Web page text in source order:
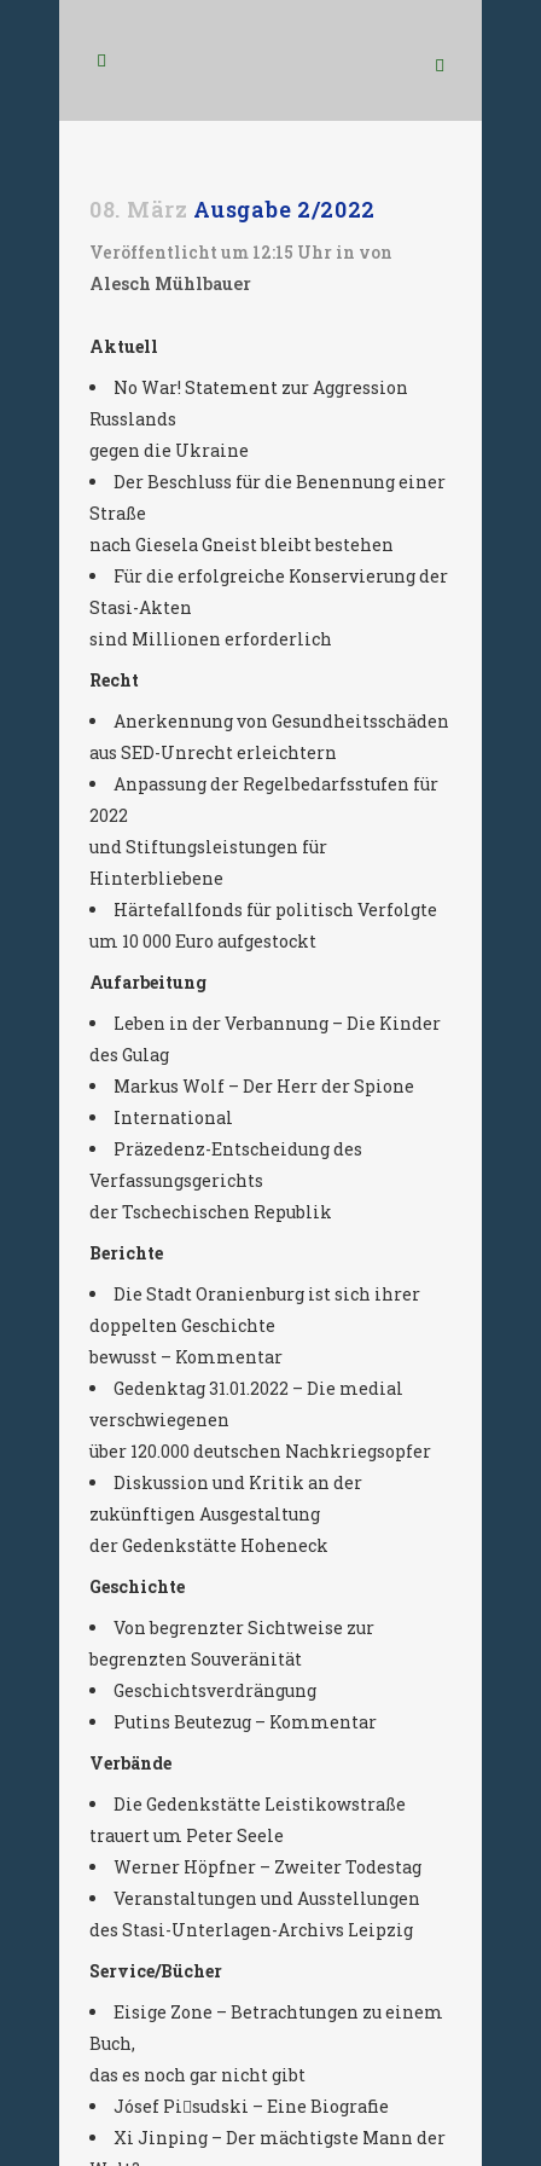
08. März Ausgabe 2/2022
Veröffentlicht um 12:15 Uhr in von
Alesch Mühlbauer
Aktuell
No War! Statement zur Aggression
Russlands
gegen die Ukraine
Der Beschluss für die Benennung einer
Straße
nach Giesela Gneist bleibt bestehen
Für die erfolgreiche Konservierung der
Stasi-Akten
sind Millionen erforderlich
Recht
Anerkennung von Gesundheitsschäden
aus SED-Unrecht erleichtern
Anpassung der Regelbedarfsstufen für
2022
und Stiftungsleistungen für
Hinterbliebene
Härtefallfonds für politisch Verfolgte
um 10 000 Euro aufgestockt
Aufarbeitung
Leben in der Verbannung – Die Kinder
des Gulag
Markus Wolf – Der Herr der Spione
International
Präzedenz-Entscheidung des
Verfassungsgerichts
der Tschechischen Republik
Berichte
Die Stadt Oranienburg ist sich ihrer
doppelten Geschichte
bewusst – Kommentar
Gedenktag 31.01.2022 – Die medial
verschwiegenen
über 120.000 deutschen Nachkriegsopfer
Diskussion und Kritik an der
zukünftigen Ausgestaltung
der Gedenkstätte Hoheneck
Geschichte
Von begrenzter Sichtweise zur
begrenzten Souveränität
Geschichtsverdrängung
Putins Beutezug – Kommentar
Verbände
Die Gedenkstätte Leistikowstraße
trauert um Peter Seele
Werner Höpfner – Zweiter Todestag
Veranstaltungen und Ausstellungen
des Stasi-Unterlagen-Archivs Leipzig
Service/Bücher
Eisige Zone – Betrachtungen zu einem
Buch,
das es noch gar nicht gibt
Jósef Pi􀃣sudski – Eine Biografie
Xi Jinping – Der mächtigste Mann der